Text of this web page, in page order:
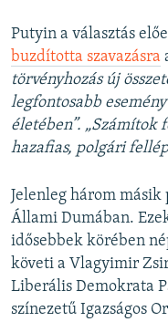
Putyin a választás
buzdította szavazásra
törvényhozás új
legfontosabb
életében”. „Számítok
hazafias, polgári
Jelenleg három
Állami Dumában.
idősebbek körében
követi a Vlagyimir
Liberális Demokrata
színezetű Igazságos